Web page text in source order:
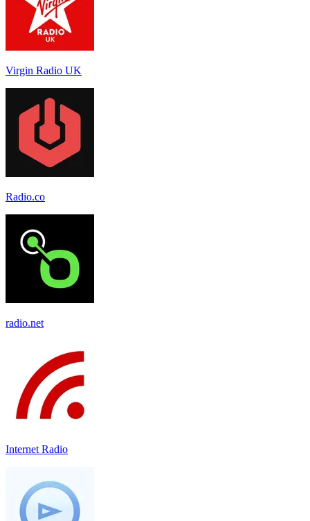
Virgin Radio UK
Radio.co
radio.net
Internet Radio